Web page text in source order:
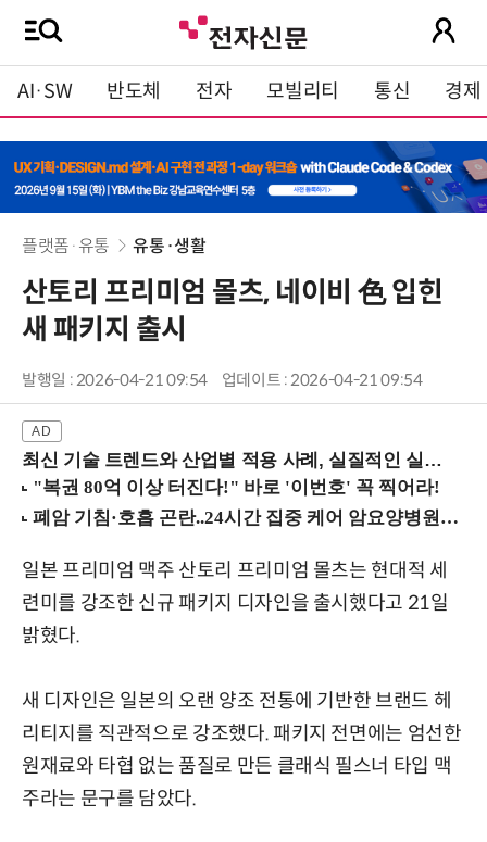
AI·SW 반도체 전자 모빌리티 통신 경제
플랫폼·유통 유통·생활
산토리 프리미엄 몰츠, 네이비 色 입힌
새 패키지 출시
발행일 : 2026-04-21 09:54 업데이트 : 2026-04-21 09:54
최신 기술 트렌드와 산업별 적용 사례, 실질적인 실행 전략을 공유 (9/18 양재역)
일본 프리미엄 맥주 산토리 프리미엄 몰츠는 현대적 세
련미를 강조한 신규 패키지 디자인을 출시했다고 21일
밝혔다.
새 디자인은 일본의 오랜 양조 전통에 기반한 브랜드 헤
리티지를 직관적으로 강조했다. 패키지 전면에는 엄선한
원재료와 타협 없는 품질로 만든 클래식 필스너 타입 맥
주라는 문구를 담았다.